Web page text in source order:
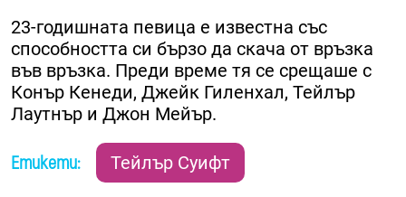
23-годишната певица е известна със
способността си бързо да скача от връзка
във връзка. Преди време тя се срещаше с
Конър Кенеди, Джейк Гиленхал, Тейлър
Лаутнър и Джон Мейър.
Етикети: Тейлър Суифт